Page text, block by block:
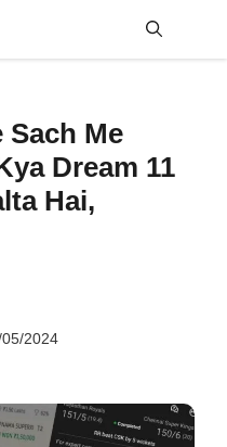
Sach Me
Dream 11
Hai,
2024